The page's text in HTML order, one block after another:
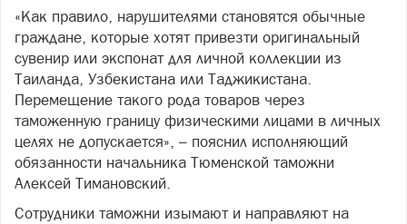
«Как правило, нарушителями становятся обычные
граждане, которые хотят привезти оригинальный
сувенир или экспонат для личной коллекции из
Таиланда, Узбекистана или Таджикистана.
Перемещение такого рода товаров через
таможенную границу физическими лицами в личных
целях не допускается», – пояснил исполняющий
обязанности начальника Тюменской таможни
Алексей Тимановский.
Сотрудники таможни изымают и направляют на